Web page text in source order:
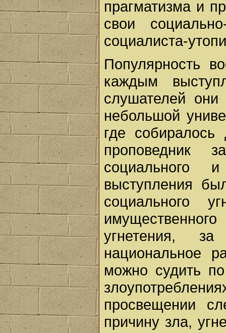
прагматизма и
свои
социалиста-
Популярность
каждым
слушателей
небольшой
где
проповедник
социального
выступления
социального
имущественного
угнетения,
национальное
можно судить
просвещении
причину зла,